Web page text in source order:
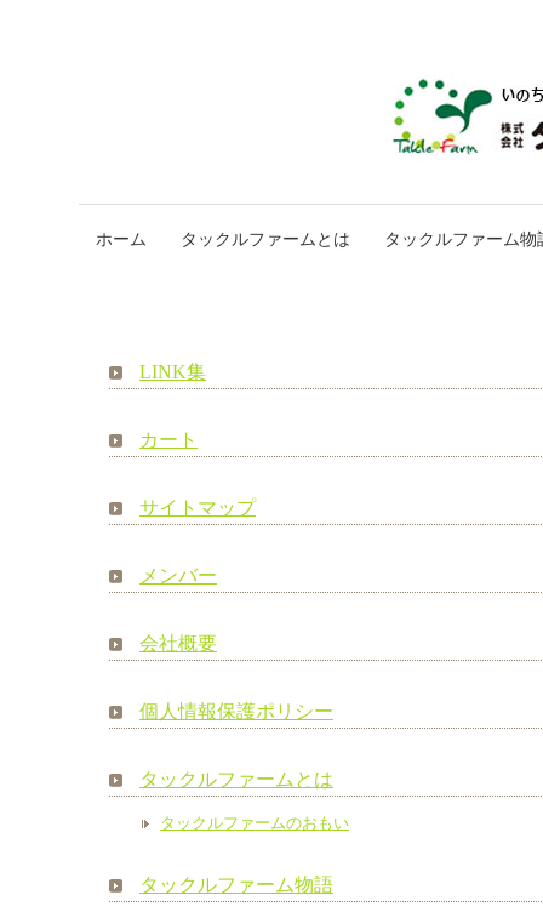
ホーム タックルファームとは タックルファーム物
LINK集
カート
サイトマップ
メンバー
会社概要
個人情報保護ポリシー
タックルファームとは
タックルファームのおもい
タックルファーム物語